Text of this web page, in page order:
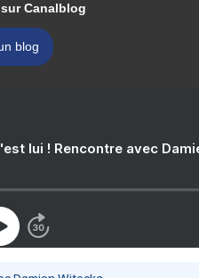
Canalblog
blog
lui ! Rencontre avec